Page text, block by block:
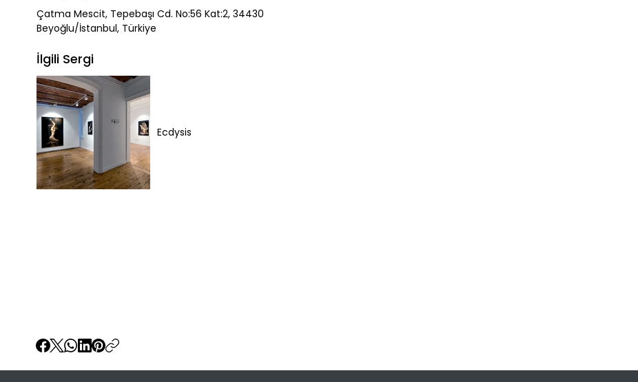
Çatma Mescit, Tepebaşı Cd. No:56 Kat:2, 34430
Beyoğlu/İstanbul, Türkiye
İlgili Sergi
Ecdysis